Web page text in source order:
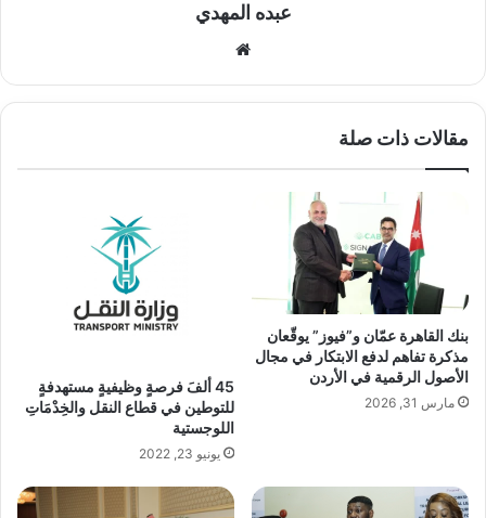
عبده المهدي
مقالات ذات صلة
بنك القاهرة عمّان و”فيوز” يوقّعان
مذكرة تفاهم لدفع الابتكار في مجال
الأصول الرقمية في الأردن
مارس 31, 2026
45 ألفَ فرصةٍ وظيفيةٍ مستهدفةٍ
للتوطين في قطاع النقل والخِدْمَاتِ
اللوجستية
يونيو 23, 2022